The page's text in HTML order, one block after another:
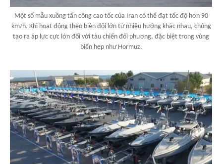
Một số mẫu xuồng tấn công cao tốc của Iran có thể đạt tốc độ hơn 90
km/h. Khi hoạt động theo biên đội lớn từ nhiều hướng khác nhau, chúng
tạo ra áp lực cực lớn đối với tàu chiến đối phương, đặc biệt trong vùng
biển hẹp như Hormuz.